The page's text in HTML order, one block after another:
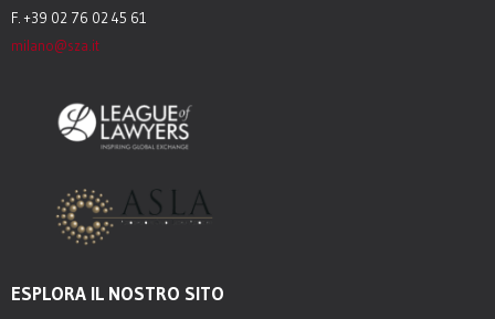
F. +39 02 76 02 45 61
milano@sza.it
ESPLORA IL NOSTRO SITO